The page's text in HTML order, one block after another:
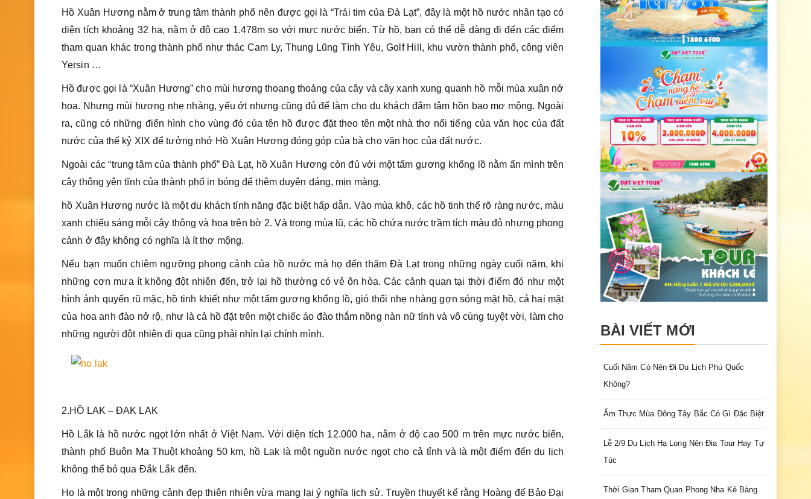
Hồ Xuân Hương nằm ở trung tâm thành phố nên được gọi là “Trái tim của Đà Lạt”, đây là một hồ nước nhân tạo có
diện tích khoảng 32 ha, nằm ở độ cao 1.478m so với mực nước biển. Từ hồ, bạn có thể dễ dàng đi đến các điểm
tham quan khác trong thành phố như thác Cam Ly, Thung Lũng Tình Yêu, Golf Hill, khu vườn thành phố, công viên
Yersin …
Hồ được gọi là “Xuân Hương” cho mùi hương thoang thoảng của cây và cây xanh xung quanh hồ mỗi mùa xuân nở
hoa. Nhưng mùi hương nhẹ nhàng, yếu ớt nhưng cũng đủ để làm cho du khách đắm tâm hồn bao mơ mộng. Ngoài
ra, cũng có những điển hình cho vùng đó của tên hồ được đặt theo tên một nhà thơ nổi tiếng của văn học của đất
nước của thế kỷ XIX để tưởng nhớ Hồ Xuân Hương đóng góp của bà cho văn học của đất nước.
Ngoài các “trung tâm của thành phố” Đà Lạt, hồ Xuân Hương còn đủ với một tấm gương khổng lồ nằm ẩn mình trên
cây thông yên tĩnh của thành phố in bóng để thêm duyên dáng, mịn màng.
hồ Xuân Hương nước là một du khách tính năng đặc biệt hấp dẫn. Vào mùa khô, các hồ tinh thể rõ ràng nước, màu
xanh chiếu sáng mỗi cây thông và hoa trên bờ 2. Và trong mùa lũ, các hồ chứa nước trầm tích màu đỏ nhưng phong
cảnh ở đây không có nghĩa là ít thơ mộng.
Nếu bạn muốn chiêm ngưỡng phong cảnh của hồ nước mà họ đến thăm Đà Lạt trong những ngày cuối năm, khi
những cơn mưa ít không đột nhiên đến, trở lại hồ thường có vẻ ôn hòa. Các cảnh quan tại thời điểm đó như một
hình ảnh quyến rũ mặc, hồ tinh khiết như một tấm gương khổng lồ, gió thổi nhẹ nhàng gợn sóng mặt hồ, cả hai mặt
của hoa anh đào nở rộ, như là cả hồ đặt trên một chiếc áo đào thắm nồng nàn nữ tính và vô cùng tuyệt vời, làm cho
những người đột nhiên đi qua cũng phải nhìn lại chính mình.
2.HỒ LAK – ĐAK LAK
Hồ Lắk là hồ nước ngọt lớn nhất ở Việt Nam. Với diện tích 12.000 ha, nằm ở độ cao 500 m trên mực nước biển,
thành phố Buôn Ma Thuột khoảng 50 km, hồ Lak là một nguồn nước ngọt cho cả tỉnh và là một điểm đến du lịch
không thể bỏ qua Đắk Lắk đến.
Ho là một trong những cảnh đẹp thiên nhiên vừa mang lại ý nghĩa lịch sử. Truyền thuyết kể rằng Hoàng đế Bảo Đại
BÀI VIẾT MỚI
Cuối Năm Có Nên Đi Du Lịch Phú Quốc
Không?
Ẩm Thực Mùa Đông Tây Bắc Có Gì Đặc Biệt
Lễ 2/9 Du Lịch Hạ Long Nên Đia Tour Hay Tự
Túc
Thời Gian Tham Quan Phong Nha Kẻ Bàng